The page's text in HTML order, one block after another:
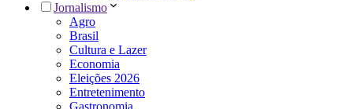
Jornalismo
Agro
Brasil
Cultura e Lazer
Economia
Eleições 2026
Entretenimento